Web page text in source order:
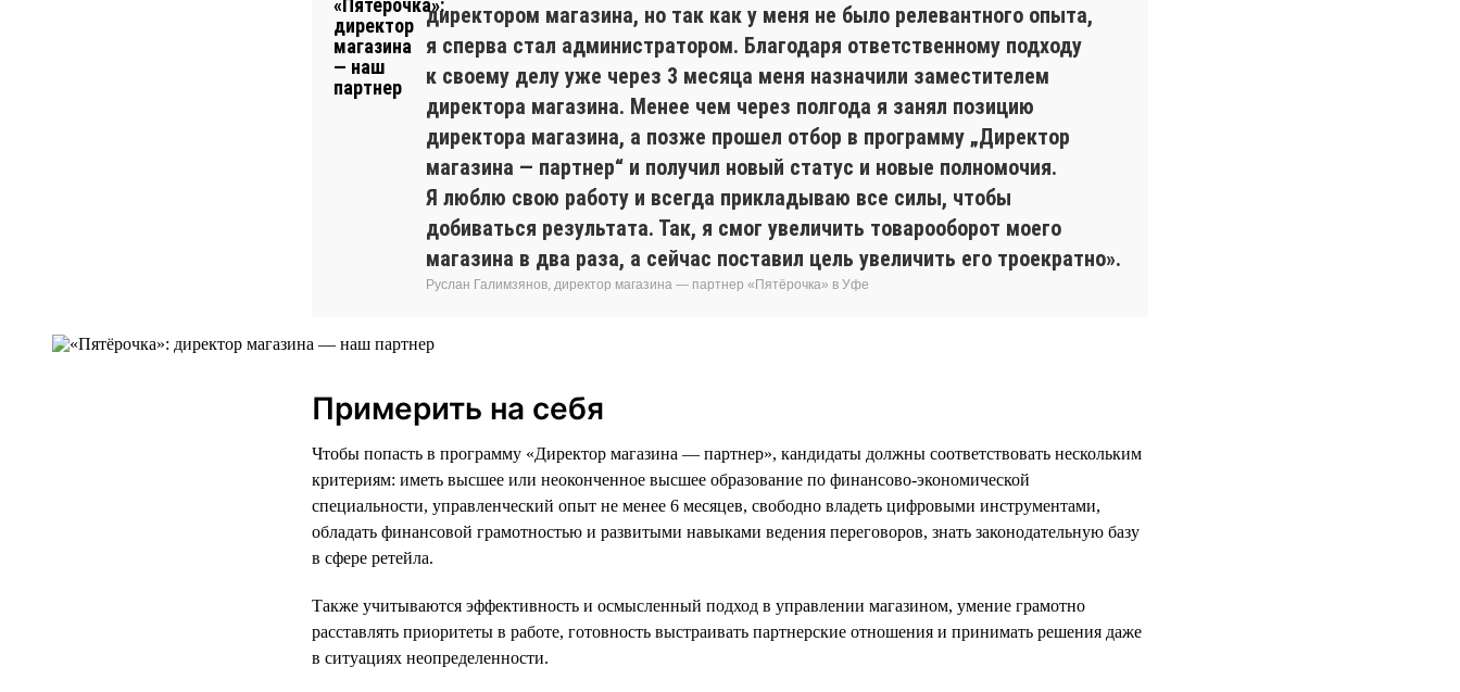
директором магазина, но так как у меня не было релевантного опыта,
я сперва стал администратором. Благодаря ответственному подходу
к своему делу уже через 3 месяца меня назначили заместителем
директора магазина. Менее чем через полгода я занял позицию
директора магазина, а позже прошел отбор в программу „Директор
магазина — партнер“ и получил новый статус и новые полномочия.
Я люблю свою работу и всегда прикладываю все силы, чтобы
добиваться результата. Так, я смог увеличить товарооборот моего
магазина в два раза, а сейчас поставил цель увеличить его троекратно».
Руслан Галимзянов, директор магазина — партнер «Пятёрочка» в Уфе
Примерить на себя
Чтобы попасть в программу «Директор магазина — партнер», кандидаты должны соответствовать нескольким
критериям: иметь высшее или неоконченное высшее образование по финансово-экономической
специальности, управленческий опыт не менее 6 месяцев, свободно владеть цифровыми инструментами,
обладать финансовой грамотностью и развитыми навыками ведения переговоров, знать законодательную базу
в сфере ретейла.
Также учитываются эффективность и осмысленный подход в управлении магазином, умение грамотно
расставлять приоритеты в работе, готовность выстраивать партнерские отношения и принимать решения даже
в ситуациях неопределенности.